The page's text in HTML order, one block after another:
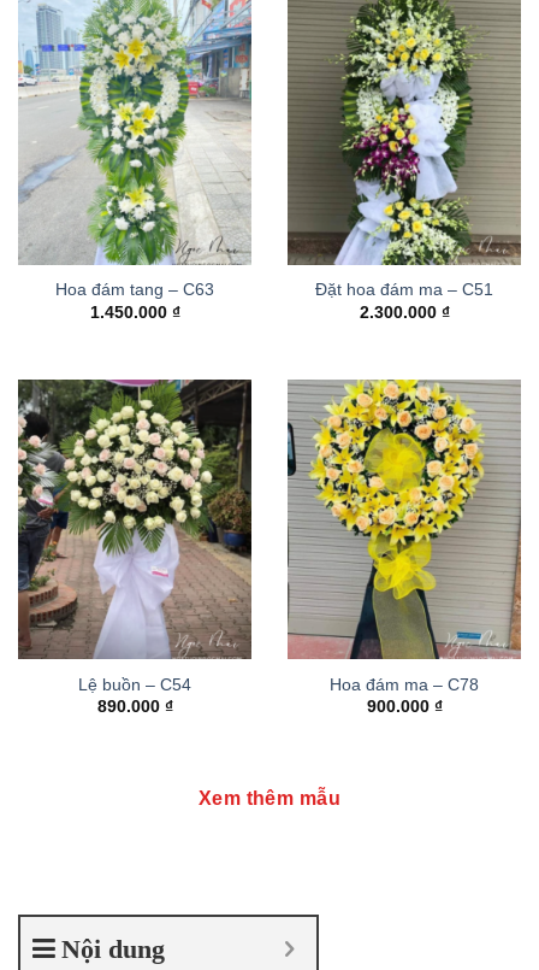
Hoa đám tang – C63
1.450.000 ₫
Đặt hoa đám ma – C51
2.300.000 ₫
Lệ buồn – C54
890.000 ₫
Hoa đám ma – C78
900.000 ₫
Xem thêm mẫu
Nội dung